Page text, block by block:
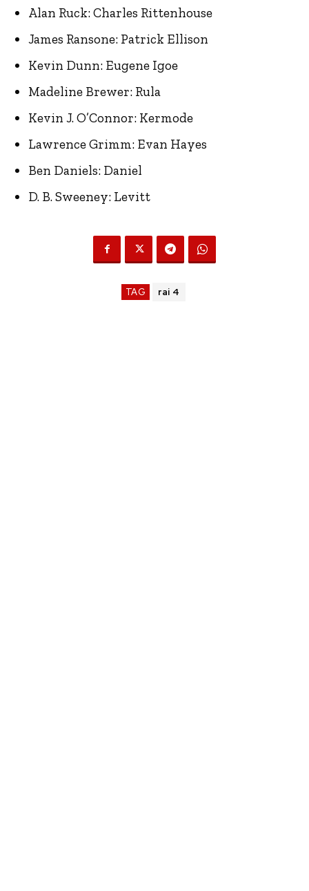
Alan Ruck: Charles Rittenhouse
James Ransone: Patrick Ellison
Kevin Dunn: Eugene Igoe
Madeline Brewer: Rula
Kevin J. O’Connor: Kermode
Lawrence Grimm: Evan Hayes
Ben Daniels: Daniel
D. B. Sweeney: Levitt
TAG rai 4